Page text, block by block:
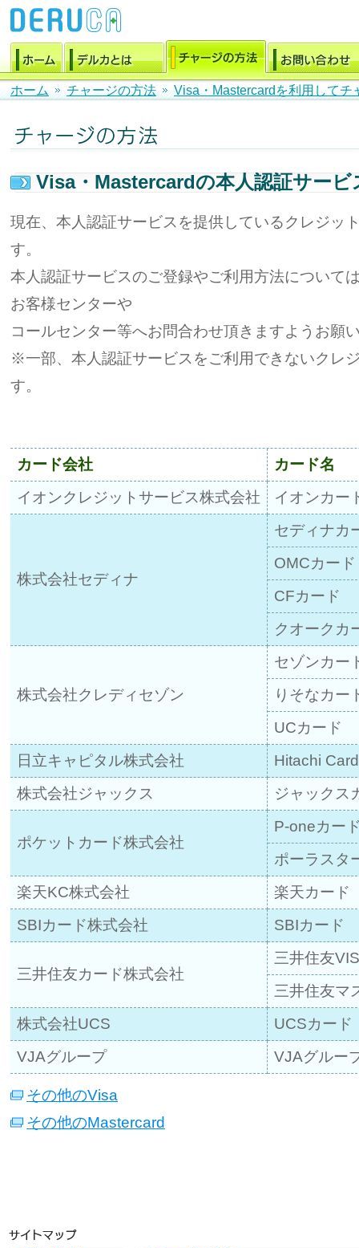
ホーム チャージの方法 Visa・Mastercardを利用してチ
Visa・Mastercardの本人認証サービ
現在、本人認証サービスを提供しているクレジッ
す。
本人認証サービスのご登録やご利用方法について
お客様センターや
コールセンター等へお問合わせ頂きますようお願
※一部、本人認証サービスをご利用できないクレ
す。
カード会社
カード名
イオンクレジットサービス株式会社
イオンカー
株式会社セディナ
セディナカ
OMCカード
CFカード
クオークカ
株式会社クレディセゾン
セゾンカー
りそなカ
UCカード
日立キャピタル株式会社
Hitachi Card
株式会社ジャックス
ジャックス
ポケットカード株式会社
P-oneカー
ポーラスタ
楽天KC株式会社
楽天カード
SBIカード株式会社
SBIカード
三井住友カード株式会社
三井住友
三井住友マ
株式会社UCS
UCSカード
VJAグループ
VJAグルー
その他のVisa
その他のMastercard